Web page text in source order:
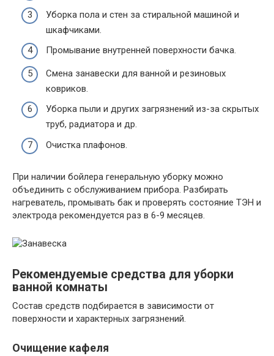
Уборка пола и стен за стиральной машиной и
шкафчиками.
Промывание внутренней поверхности бачка.
Смена занавески для ванной и резиновых
ковриков.
Уборка пыли и других загрязнений из-за скрытых
труб, радиатора и др.
Очистка плафонов.
При наличии бойлера генеральную уборку можно
объединить с обслуживанием прибора. Разбирать
нагреватель, промывать бак и проверять состояние ТЭН и
электрода рекомендуется раз в 6-9 месяцев.
Рекомендуемые средства для уборки
ванной комнаты
Состав средств подбирается в зависимости от
поверхности и характерных загрязнений.
Очищение кафеля